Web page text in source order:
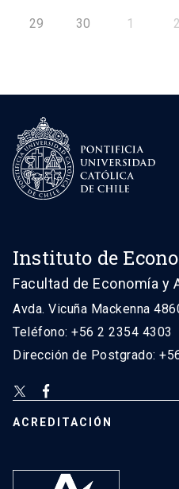
29 30 1 2
Instituto de
Facultad de Economía y
Avda. Vicuña Mackenna
Teléfono: +56 2 2354 4303
Dirección de Postgrado:
ACREDITACIÓN